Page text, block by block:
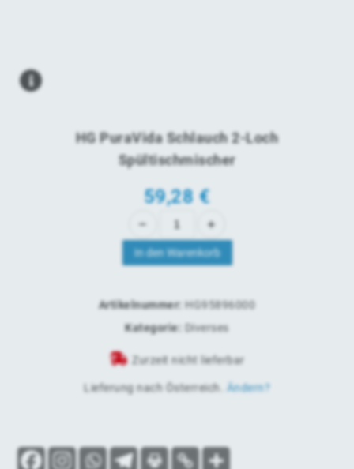
HG PuraVida Schlauch 2-Loch
Spültischmischer
59,28€
In den Warenkorb
Artikelnummer: HG95896000
Kategorie:
Diverses
Zurzeit nicht lieferbar
Lieferung nach Österreich Ändern?